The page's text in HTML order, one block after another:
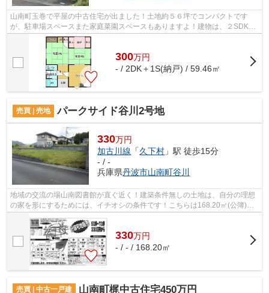
山南町玉巻で平屋の中古住宅が出ました！土地約５６坪でコンパクトです
が、駐車場スペースまた家庭菜園スペースもありますよ！建物は、２SDKの
約１８坪。のんびり田舎暮らしやセカンド...
300万円
- / 2DK＋1S(納戸) / 59.46㎡
売買 | 売地 パークサイド谷川2号地
330万円
加古川線 「久下村 」駅 徒歩15分
- / -
兵庫県丹波市山南町谷川
地域の交流の場山南図書館が直ぐ近く！建築条件無しの土地は、自分の理想
の家を形にするためには、イチオシの条件です！こちらは168.20㎡(公簿)の
330万円
- / - / 168.20㎡
売買 | 中古一戸建 山南町梶中古住宅450万円